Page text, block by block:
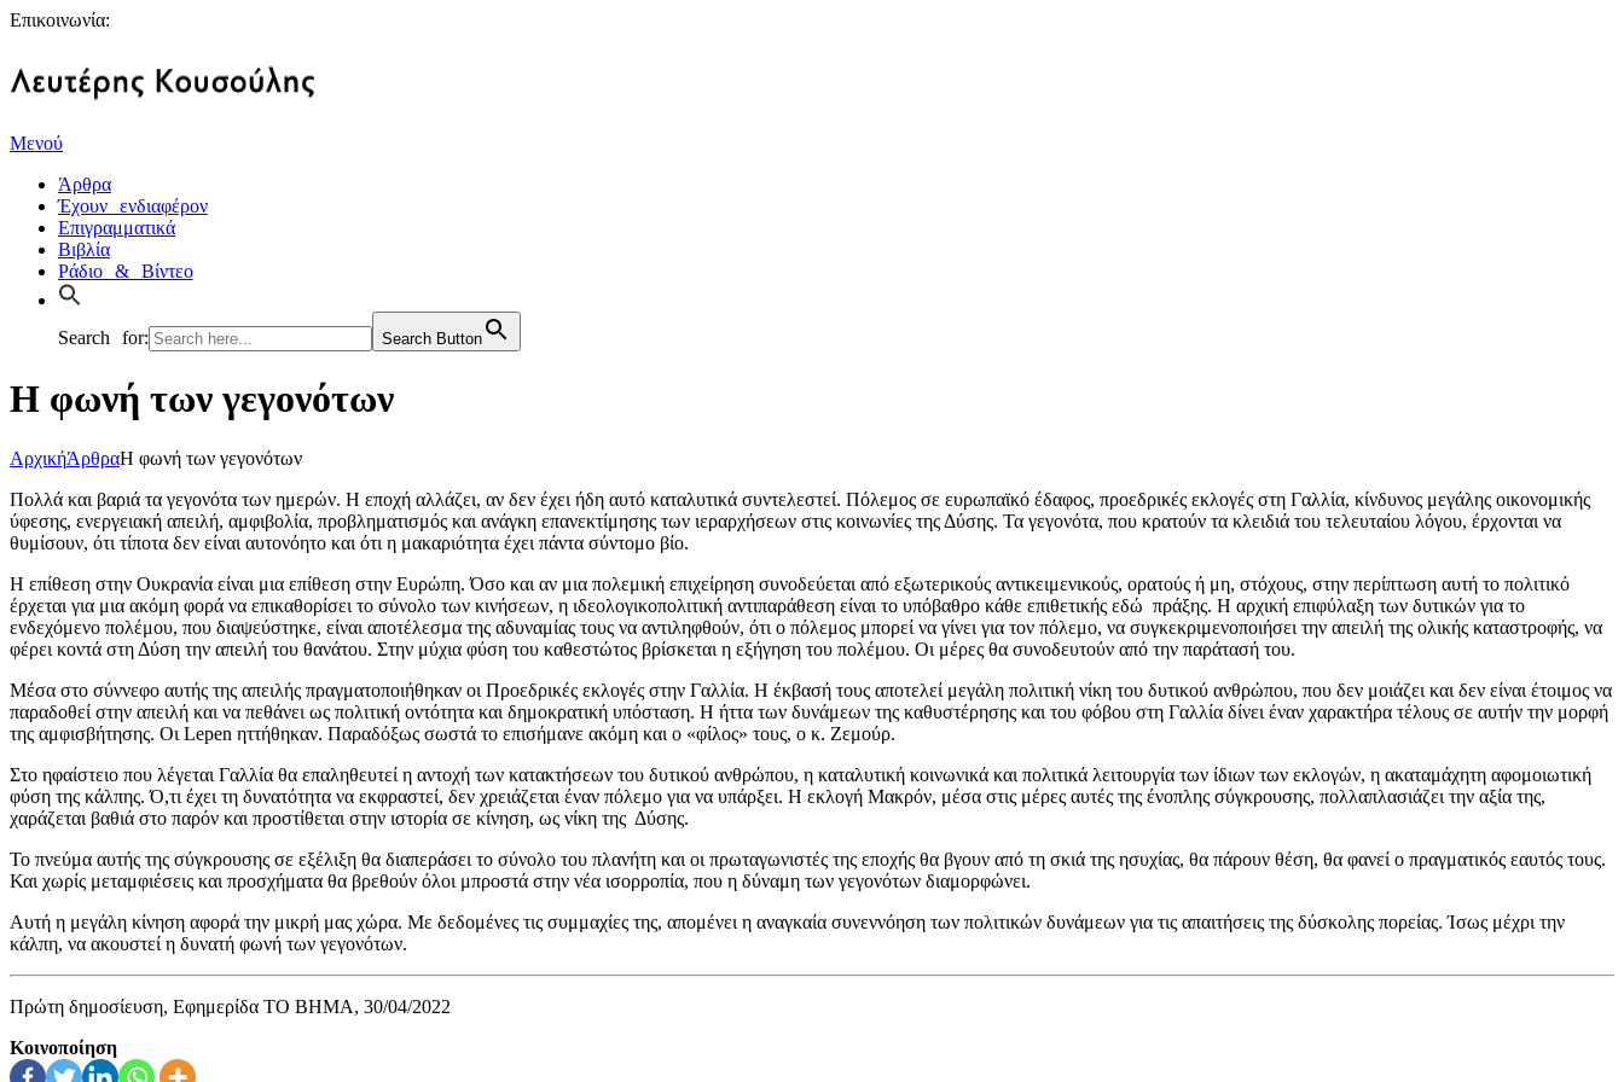
Επικοινωνία:
Μενού
Άρθρα
Έχουν ενδιαφέρον
Επιγραμματικά
Βιβλία
Ράδιο & Βίντεο
Search for: Search Button
Η φωνή των γεγονότων
ΑρχικήΆρθραΗ φωνή των γεγονότων
Πολλά και βαριά τα γεγονότα των ημερών. Η εποχή αλλάζει, αν δεν έχει ήδη αυτό καταλυτικά συντελεστεί. Πόλεμος σε ευρωπαϊκό έδαφος, προεδρικές εκλογές στη Γαλλία, κίνδυνος μεγάλης οικονομικής
ύφεσης, ενεργειακή απειλή, αμφιβολία, προβληματισμός και ανάγκη επανεκτίμησης των ιεραρχήσεων στις κοινωνίες της Δύσης. Τα γεγονότα, που κρατούν τα κλειδιά του τελευταίου λόγου, έρχονται να
θυμίσουν, ότι τίποτα δεν είναι αυτονόητο και ότι η μακαριότητα έχει πάντα σύντομο βίο.
Η επίθεση στην Ουκρανία είναι μια επίθεση στην Ευρώπη. Όσο και αν μια πολεμική επιχείρηση συνοδεύεται από εξωτερικούς αντικειμενικούς, ορατούς ή μη, στόχους, στην περίπτωση αυτή το πολιτικό
έρχεται για μια ακόμη φορά να επικαθορίσει το σύνολο των κινήσεων, η ιδεολογικοπολιτική αντιπαράθεση είναι το υπόβαθρο κάθε επιθετικής εδώ πράξης. Η αρχική επιφύλαξη των δυτικών για το
ενδεχόμενο πολέμου, που διαψεύστηκε, είναι αποτέλεσμα της αδυναμίας τους να αντιληφθούν, ότι ο πόλεμος μπορεί να γίνει για τον πόλεμο, να συγκεκριμενοποιήσει την απειλή της ολικής καταστροφής, να
φέρει κοντά στη Δύση την απειλή του θανάτου. Στην μύχια φύση του καθεστώτος βρίσκεται η εξήγηση του πολέμου. Οι μέρες θα συνοδευτούν από την παράτασή του.
Μέσα στο σύννεφο αυτής της απειλής πραγματοποιήθηκαν οι Προεδρικές εκλογές στην Γαλλία. Η έκβασή τους αποτελεί μεγάλη πολιτική νίκη του δυτικού ανθρώπου, που δεν μοιάζει και δεν είναι έτοιμος να
παραδοθεί στην απειλή και να πεθάνει ως πολιτική οντότητα και δημοκρατική υπόσταση. Η ήττα των δυνάμεων της καθυστέρησης και του φόβου στη Γαλλία δίνει έναν χαρακτήρα τέλους σε αυτήν την μορφή
της αμφισβήτησης. Οι Lepen ηττήθηκαν. Παραδόξως σωστά το επισήμανε ακόμη και ο «φίλος» τους, ο κ. Ζεμούρ.
Στο ηφαίστειο που λέγεται Γαλλία θα επαληθευτεί η αντοχή των κατακτήσεων του δυτικού ανθρώπου, η καταλυτική κοινωνικά και πολιτικά λειτουργία των ίδιων των εκλογών, η ακαταμάχητη αφομοιωτική
φύση της κάλπης. Ό,τι έχει τη δυνατότητα να εκφραστεί, δεν χρειάζεται έναν πόλεμο για να υπάρξει. Η εκλογή Μακρόν, μέσα στις μέρες αυτές της ένοπλης σύγκρουσης, πολλαπλασιάζει την αξία της,
χαράζεται βαθιά στο παρόν και προστίθεται στην ιστορία σε κίνηση, ως νίκη της Δύσης.
Το πνεύμα αυτής της σύγκρουσης σε εξέλιξη θα διαπεράσει το σύνολο του πλανήτη και οι πρωταγωνιστές της εποχής θα βγουν από τη σκιά της ησυχίας, θα πάρουν θέση, θα φανεί ο πραγματικός εαυτός τους.
Και χωρίς μεταμφιέσεις και προσχήματα θα βρεθούν όλοι μπροστά στην νέα ισορροπία, που η δύναμη των γεγονότων διαμορφώνει.
Αυτή η μεγάλη κίνηση αφορά την μικρή μας χώρα. Με δεδομένες τις συμμαχίες της, απομένει η αναγκαία συνεννόηση των πολιτικών δυνάμεων για τις απαιτήσεις της δύσκολης πορείας. Ίσως μέχρι την
κάλπη, να ακουστεί η δυνατή φωνή των γεγονότων.
Πρώτη δημοσίευση, Εφημερίδα ΤΟ ΒΗΜΑ, 30/04/2022
Κοινοποίηση